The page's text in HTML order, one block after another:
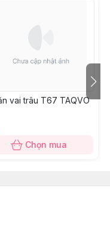
vai trâu T67 TAQVO
Chọn mua